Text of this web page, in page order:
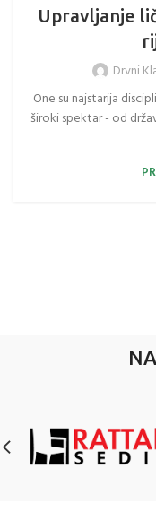
Upravljanje
Drvni
One su najstarija
široki spektar - od